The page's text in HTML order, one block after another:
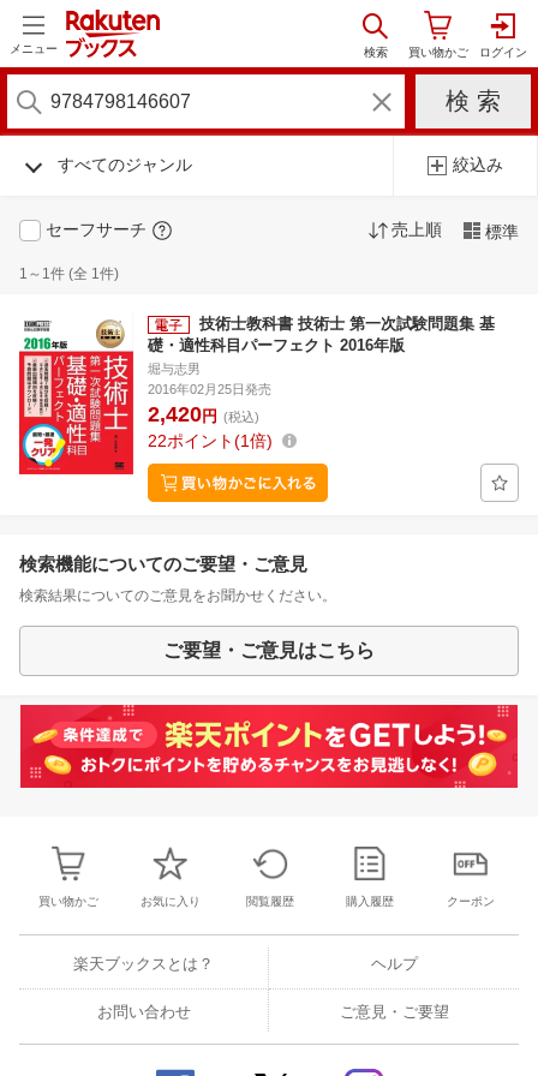
メニュー
すべてのジャンル 絞込み
セーフサーチ 売上順 標準
1～1件 (全 1件)
技術士教科書 技術士 第一次試験問題集 基
礎・適性科目パーフェクト 2016年版
堀与志男
2016年02月25日発売
2,420円 (税込)
22ポイント 1倍
検索機能についてのご要望・ご意見
検索結果についてのご意見をお聞かせください。
ご要望・ご意見はこちら
買い物かご お気に入り 閲覧履歴 購入履歴 クーポン
楽天ブックスとは？ ヘルプ
お問い合わせ ご意見・ご要望